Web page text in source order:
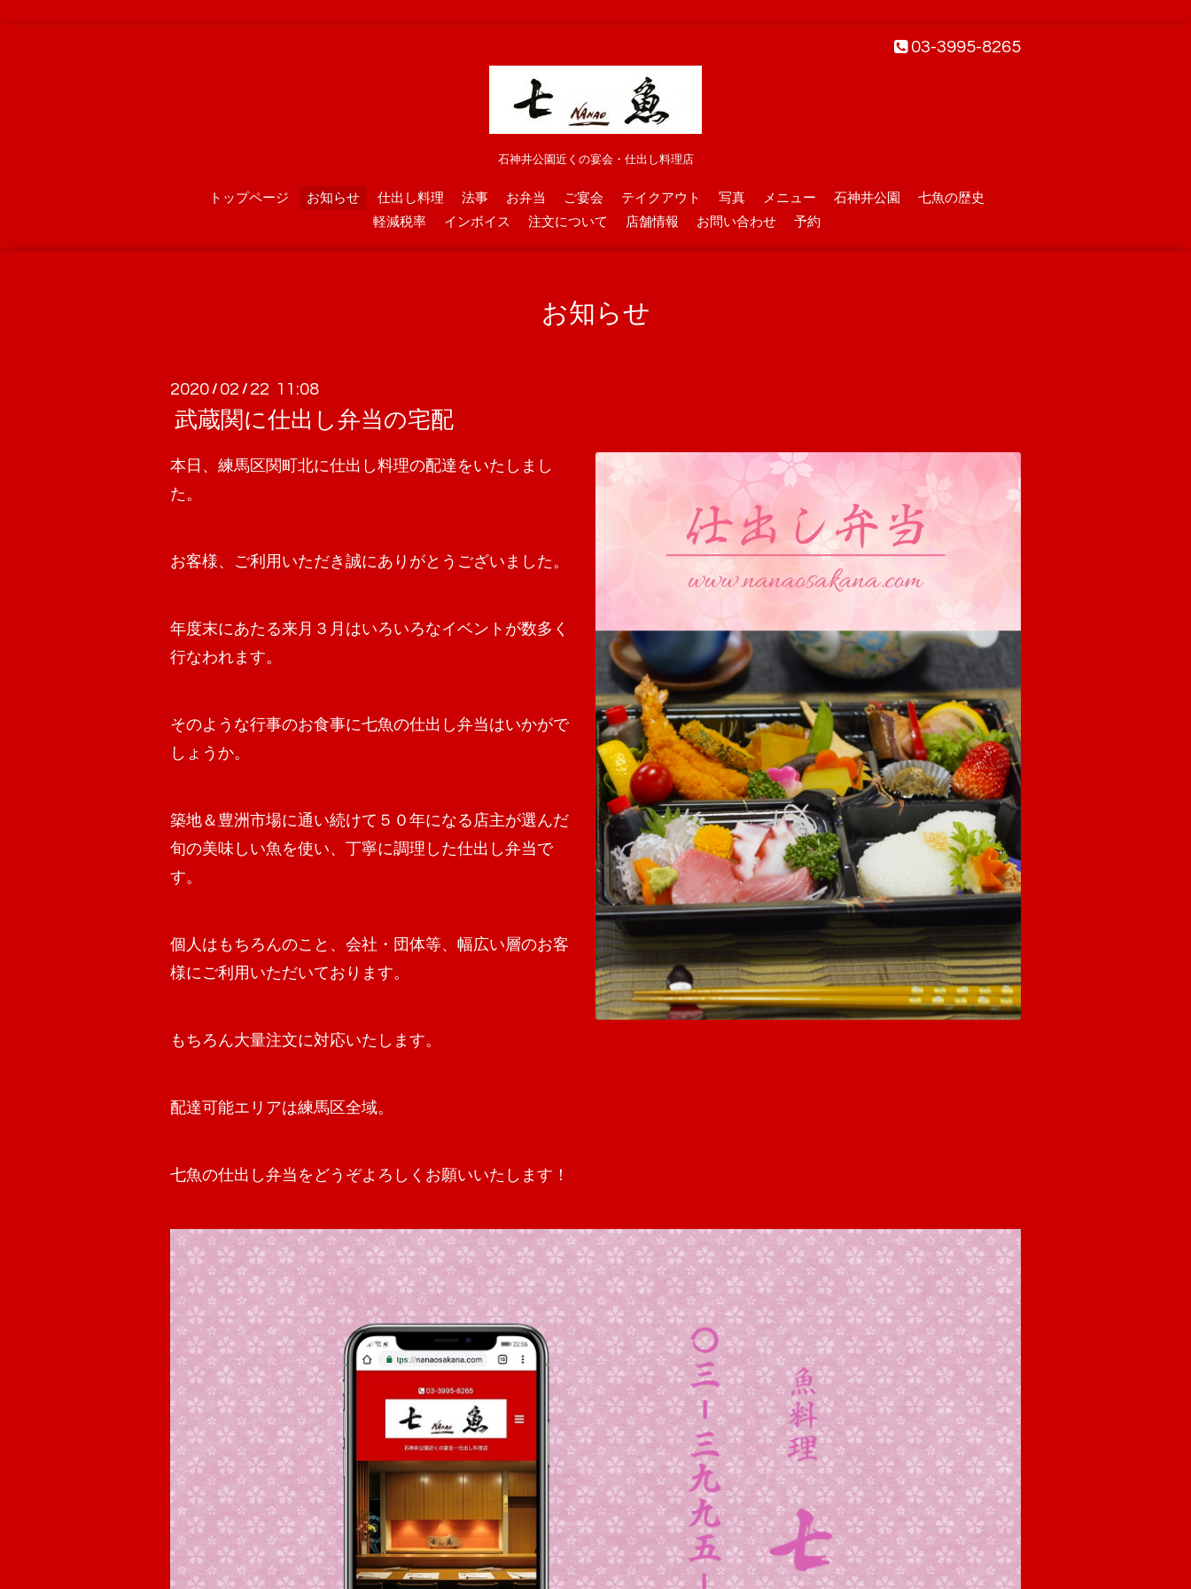
03-3995-8265
石神井公園近くの宴会・仕出し料理店
トップページ お知らせ 仕出し料理 法事 お弁当 ご宴会 テイクアウト 写真 メニュー 石神井公園
七魚の歴史
軽減税率
インボイス 注文について 店舗情報 お問い合わせ 予約
お知らせ
2020 / 02 / 22 11:08
武蔵関に仕出し弁当の宅配
本日、練馬区関町北に仕出し料理の配達をいたしまし
た。
お客様、ご利用いただき誠にありがとうございました。
年度末にあたる来月３月はいろいろなイベントが数多く
行なわれます。
そのような行事のお食事に七魚の仕出し弁当はいかがで
しょうか。
築地＆豊洲市場に通い続けて５０年になる店主が選んだ
旬の美味しい魚を使い、丁寧に調理した仕出し弁当で
す。
個人はもちろんのこと、会社・団体等、幅広い層のお客
様にご利用いただいております。
もちろん大量注文に対応いたします。
配達可能エリアは練馬区全域。
七魚の仕出し弁当をどうぞよろしくお願いいたします！